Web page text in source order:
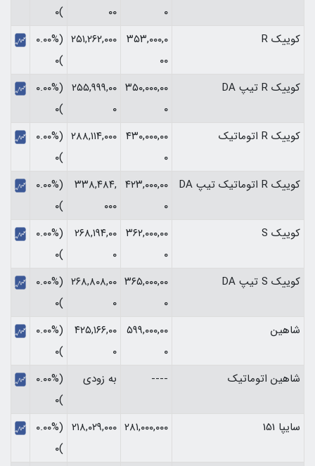
۰
۰۰
)۰
کوییک R
۳۵۳,۰۰۰,۰
۰۰
۲۵۱,۲۶۲,۰۰۰
(۰.۰۰%
)۰
کوییک R تیپ DA
۳۵۰,۰۰۰,۰۰
۰
۲۵۵,۹۹۹,۰۰
۰
(۰.۰۰%
)۰
کوییک R اتوماتیک
۴۳۰,۰۰۰,۰۰
۰
۲۸۸,۱۱۴,۰۰۰
(۰.۰۰%
)۰
کوییک R اتوماتیک تیپ DA
۴۲۳,۰۰۰,۰۰
۰
۳۳۸,۴۸۴,
۰۰۰
(۰.۰۰%
)۰
کوییک S
۳۶۲,۰۰۰,۰۰
۰
۲۶۸,۱۹۴,۰۰
۰
(۰.۰۰%
)۰
کوییک S تیپ DA
۳۶۵,۰۰۰,۰۰
۰
۲۶۸,۸۰۸,۰۰
۰
(۰.۰۰%
)۰
شاهین
۵۹۹,۰۰۰,۰۰
۰
۴۲۵,۱۶۶,۰۰
۰
(۰.۰۰%
)۰
شاهین اتوماتیک
---- به زودی
(۰.۰۰%
)۰
سایپا 151
۲۸۱,۰۰۰,۰۰۰ ۲۱۸,۰۲۹,۰۰۰
(۰.۰۰%
)۰